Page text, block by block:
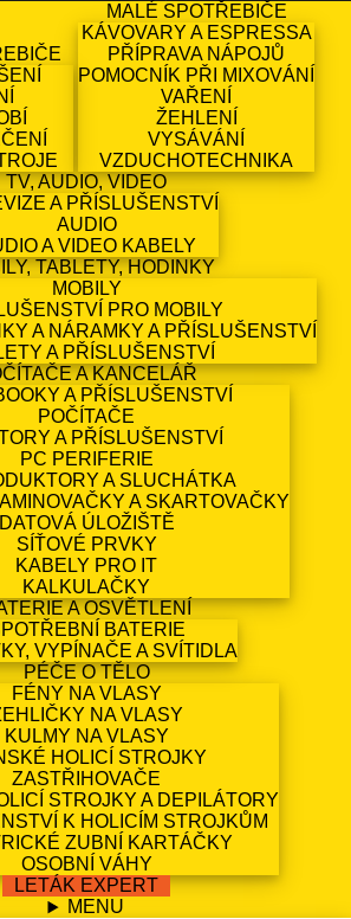
MALÉ SPOTŘEBIČE
KÁVOVARY A ESPRESSA
PŘÍPRAVA NÁPOJŮ
POMOCNÍK PŘI MIXOVÁNÍ
VAŘENÍ
ŽEHLENÍ
VYSÁVÁNÍ
VZDUCHOTECHNIKA
TV, AUDIO, VIDEO
A PŘÍSLUŠENSTVÍ
AUDIO
A VIDEO KABELY
TABLETY, HODINKY
MOBILY
PRO MOBILY
A NÁRAMKY A PŘÍSLUŠENSTVÍ
A PŘÍSLUŠENSTVÍ
A KANCELÁŘ
A PŘÍSLUŠENSTVÍ
POČÍTAČE
A PŘÍSLUŠENSTVÍ
PC PERIFERIE
A SLUCHÁTKA
A SKARTOVAČKY
DATOVÁ ÚLOŽIŠTĚ
SÍŤOVÉ PRVKY
KABELY PRO IT
KALKULAČKY
A OSVĚTLENÍ
BATERIE
VYPÍNAČE A SVÍTIDLA
PÉČE O TĚLO
FÉNY NA VLASY
NA VLASY
KULMY NA VLASY
HOLICÍ STROJKY
ZASTŘIHOVAČE
STROJKY A DEPILÁTORY
K HOLICÍM STROJKŮM
ZUBNÍ KARTÁČKY
OSOBNÍ VÁHY
LETÁK EXPERT
MENU